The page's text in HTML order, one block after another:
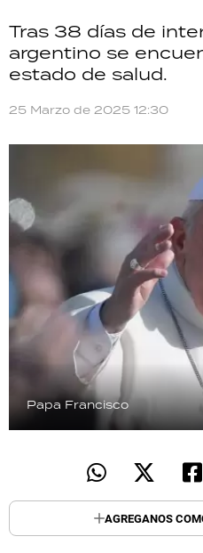
Tras 38 días de
argentino se
estado de salud.
25 Marzo de 2025 12:30
Papa Francisco
AGREGANOS
DEPORTES
TECNOLOGÍA
RECETAS
PALABRAS
HORÓSCOPO
Seguinos